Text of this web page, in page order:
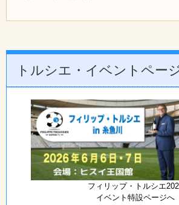
トルシエ・イベントペー
フィリップ・トルシエ
イベント特設ページへ